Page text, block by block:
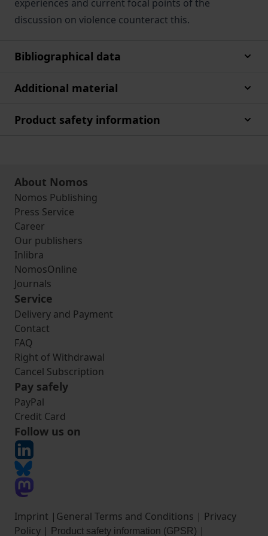
experiences and current focal points of the
discussion on violence counteract this.
Bibliographical data
Additional material
Product safety information
About Nomos
Nomos Publishing
Press Service
Career
Our publishers
Inlibra
NomosOnline
Journals
Service
Delivery and Payment
Contact
FAQ
Right of Withdrawal
Cancel Subscription
Pay safely
PayPal
Credit Card
Follow us on
Imprint | General Terms and Conditions | Privacy
Policy | Product safety information (GPSR) |